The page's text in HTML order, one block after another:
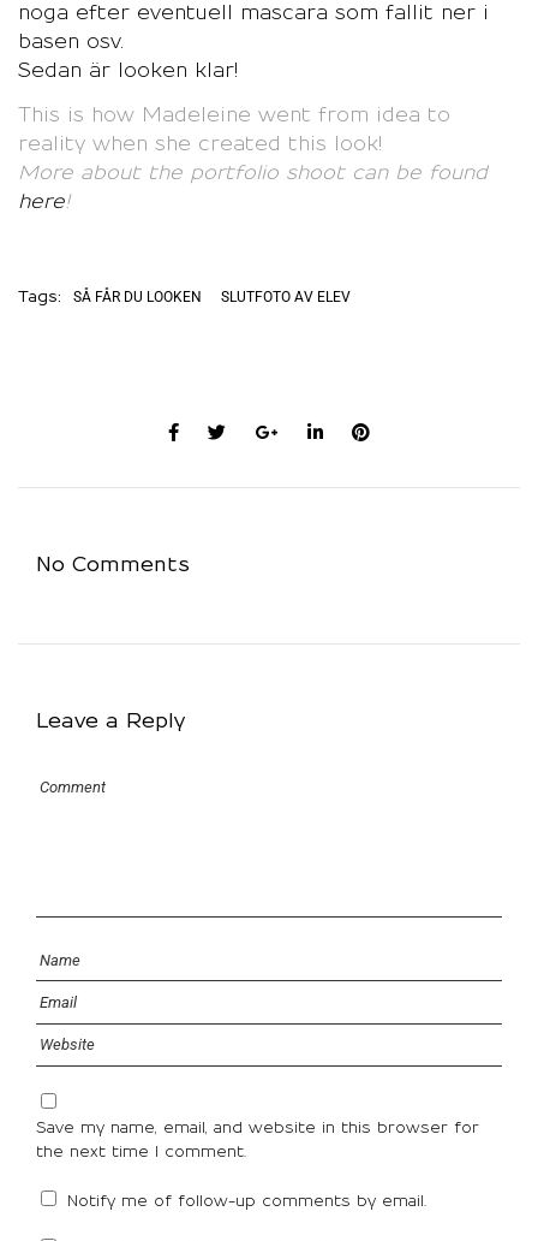
noga efter eventuell mascara som fallit ner i
basen osv.
Sedan är looken klar!
This is how Madeleine went from idea to
reality when she created this look!
More about the portfolio shoot can be found
here!
Tags: SÅ FÅR DU LOOKEN SLUTFOTO AV ELEV
No Comments
Leave a Reply
Save my name, email, and website in this browser for
the next time I comment.
Notify me of follow-up comments by email.